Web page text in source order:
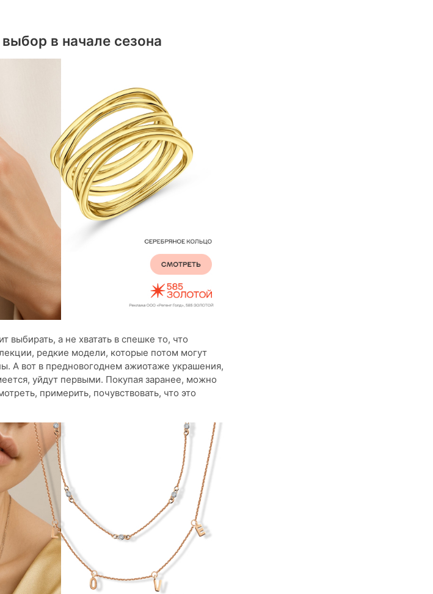
в начале сезона
выбирать, а не хватать в спешке то, что
редкие модели, которые потом могут
А вот в предновогоднем ажиотаже украшения,
уйдут первыми. Покупая заранее, можно
примерить, почувствовать, что это